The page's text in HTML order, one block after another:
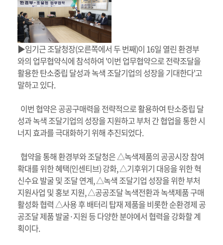
▶임기근 조달청장(오른쪽에서 두 번째)이 16일 열린 환경부
와의 업무협약식에 참석하여 '이번 업무협약으로 전략조달을
활용한 탄소중립 달성과 녹색 조달기업의 성장을 기대한다'고
말하고 있다.
이번 협약은 공공구매력을 전략적으로 활용하여 탄소중립 달
성과 녹색 조달기업의 성장을 지원하고 부처 간 협업을 통한 시
너지 효과를 극대화하기 위해 추진되었다.
협약을 통해 환경부와 조달청은 △녹색제품의 공공시장 참여
확대를 위한 혜택(인센티브) 강화, △기후위기 대응을 위한 혁
신수요 발굴 및 조달 연계, △녹색 조달기업 성장을 위한 부처
지원사업 및 홍보 지원, △공공조달 녹색전환과 녹색제품 구매
활성화 협력 △사용 후 배터리 탑재 제품을 비롯한 순환경제 공
공조달 제품 발굴·지원 등 다양한 분야에서 협력을 강화할 계
획이다.